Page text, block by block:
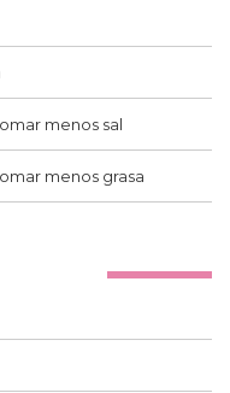
menos sal
menos grasa